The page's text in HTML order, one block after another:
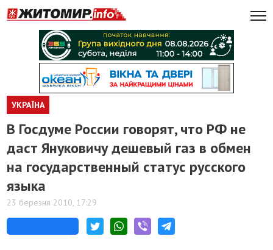
УКРАЇНА
В Госдуме России говорят, что РФ не
даст Януковичу дешевый газ в обмен
на государственный статус русского
языка
23 березня 2010, 17:29